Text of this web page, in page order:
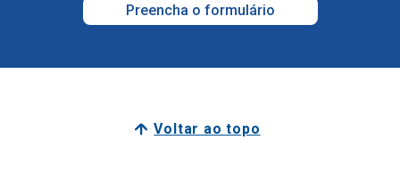
Preencha o formulário
Voltar ao topo